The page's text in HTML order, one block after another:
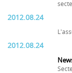
2012.08.24
2012.08.24